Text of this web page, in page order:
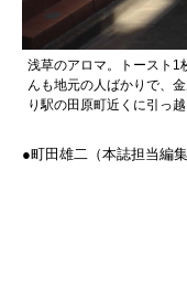
浅草のアロマ。トースト1
んも地元の人ばかりで、
り駅の田原町近くに引っ越
●町田雄二（本誌担当編集